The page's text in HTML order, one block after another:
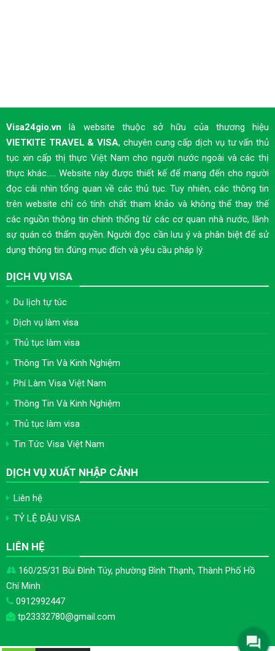
Visa24gio.vn là website thuộc sở hữu của thương hiệu
VIETKITE TRAVEL & VISA, chuyên cung cấp dịch vụ tư vấn thủ
tục xin cấp thị thực Việt Nam cho người nước ngoài và các thị
thực khác..... Website này được thiết kế để mang đến cho người
đọc cái nhìn tổng quan về các thủ tục. Tuy nhiên, các thông tin
trên website chỉ có tính chất tham khảo và không thể thay thế
các nguồn thông tin chính thống từ các cơ quan nhà nước, lãnh
sự quán có thẩm quyền. Người đọc cần lưu ý và phân biệt để sử
dụng thông tin đúng mục đích và yêu cầu pháp lý.
DỊCH VỤ VISA
Du lịch tự túc
Dịch vụ làm visa
Thủ tục làm visa
Thông Tin Và Kinh Nghiệm
Phí Làm Visa Việt Nam
Thông Tin Và Kinh Nghiệm
Thủ tục làm visa
Tin Tức Visa Việt Nam
DỊCH VỤ XUẤT NHẬP CẢNH
Liên hệ
TỶ LỆ ĐẬU VISA
LIÊN HỆ
160/25/31 Bùi Đình Túy, phường Bình Thạnh, Thành Phố Hồ
Chí Minh
0912992447
tp23332780@gmail.com